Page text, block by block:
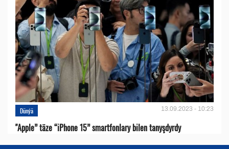
Dünýä 13.09.2023 - 10:23
"Apple” täze “iPhone 15” smartfonlary bilen tanyşdyrdy